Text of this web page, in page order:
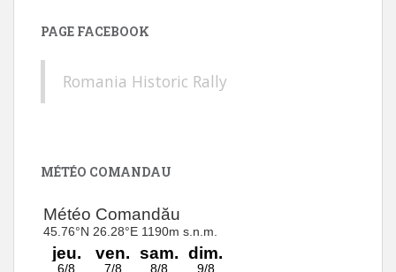
PAGE FACEBOOK
Romania Historic Rally
MÉTÉO COMANDAU